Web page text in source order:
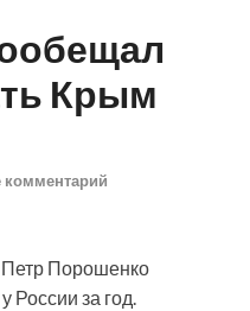
Крым
комментарий
Порошенко
России за год.